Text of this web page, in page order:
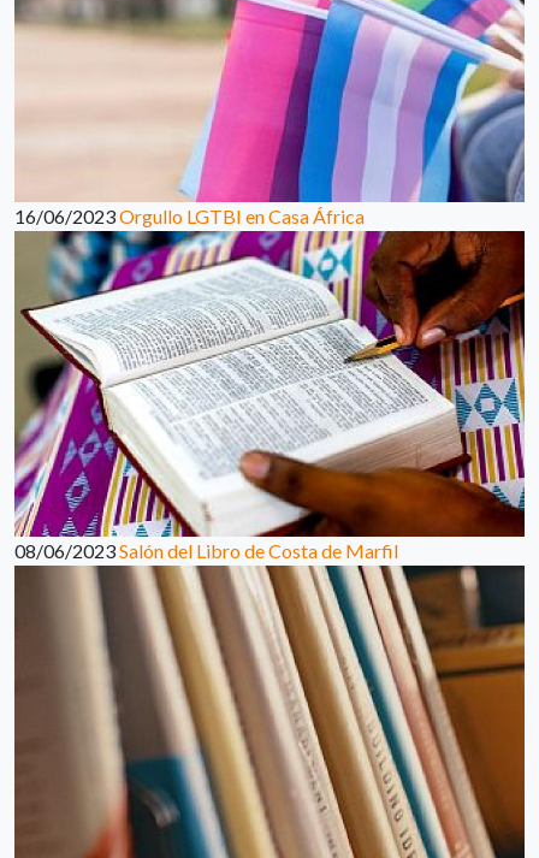
16/06/2023Orgullo LGTBI en Casa África
08/06/2023Salón del Libro de Costa de Marfil